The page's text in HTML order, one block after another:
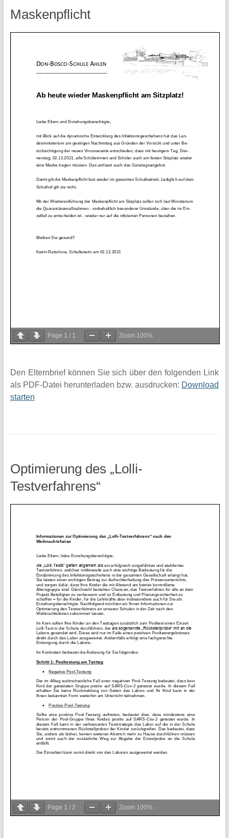
Maskenpflicht
Page 1 / 1 Zoom 100%
Den Elternbrief können Sie sich über den folgenden Link
als PDF-Datei herunterladen bzw. ausdrucken: Download
starten
Optimierung des „Lolli-
Testverfahrens“
Page 1 / 2 Zoom 100%